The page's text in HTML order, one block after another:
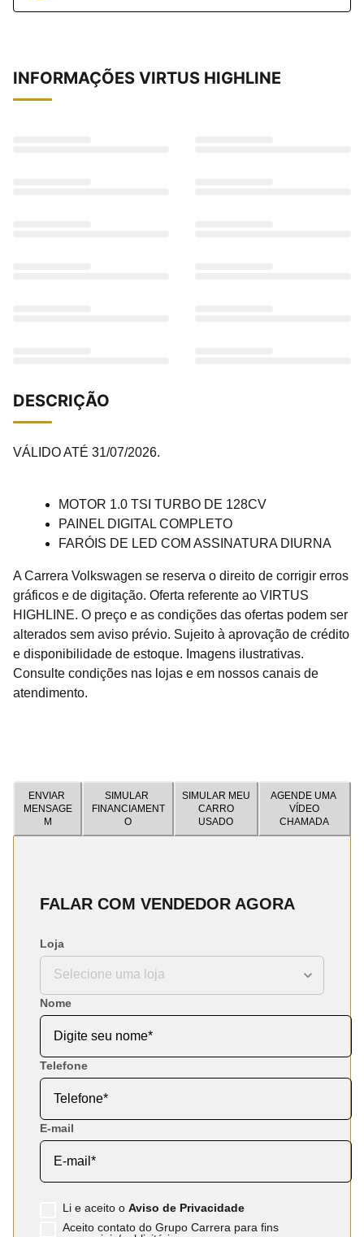
INFORMAÇÕES VIRTUS HIGHLINE
DESCRIÇÃO
VÁLIDO ATÉ 31/07/2026.
MOTOR 1.0 TSI TURBO DE 128CV
PAINEL DIGITAL COMPLETO
FARÓIS DE LED COM ASSINATURA DIURNA
A Carrera Volkswagen se reserva o direito de corrigir erros
gráficos e de digitação. Oferta referente ao VIRTUS
HIGHLINE. O preço e as condições das ofertas podem ser
alterados sem aviso prévio. Sujeito à aprovação de crédito
e disponibilidade de estoque. Imagens ilustrativas.
Consulte condições nas lojas e em nossos canais de
atendimento.
ENVIAR
MENSAGE
M
SIMULAR
FINANCIAMENT
O
SIMULAR MEU
CARRO
USADO
AGENDE UMA
VÍDEO
CHAMADA
FALAR COM VENDEDOR AGORA
Loja
Nome
Telefone
E-mail
Li e aceito o Aviso de Privacidade
Aceito contato do Grupo Carrera para fins